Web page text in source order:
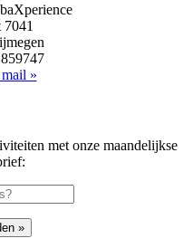
»
met onze maandelijkse